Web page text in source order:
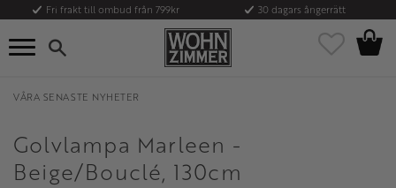
Meny
Fri frakt till ombud från 799kr 30 dagars ångerrätt
Favoriter
VÅRA SENASTE NYHETER
Golvlampa Marleen -
Beige/Bouclé, 130cm